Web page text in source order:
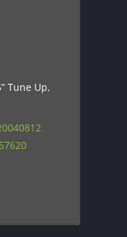
Tune Up,
57620